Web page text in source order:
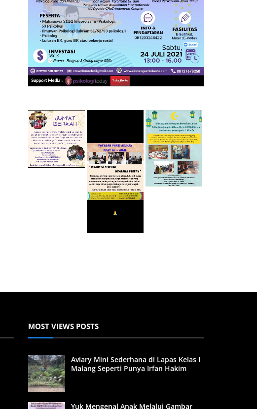
MOST VIEWS POSTS
Aviary Mini Sederhana di Lapas Kelas I
Malang Seperti Punya Irfan Hakim
Yuk Mengenal Anak Melalui Gambar